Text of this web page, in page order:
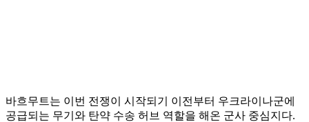
바흐무트는 이번 전쟁이 시작되기 이전부터 우크라이나군에
공급되는 무기와 탄약 수송 허브 역할을 해온 군사 중심지다.